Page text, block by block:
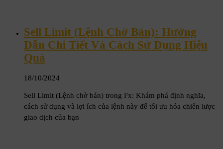
Sell Limit (Lệnh Chờ Bán): Hướng
Dẫn Chi Tiết Và Cách Sử Dụng Hiệu
Quả
18/10/2024
Sell Limit (Lệnh chờ bán) trong Fx: Khám phá định nghĩa,
cách sử dụng và lợi ích của lệnh này để tối ưu hóa chiến lược
giao dịch của bạn